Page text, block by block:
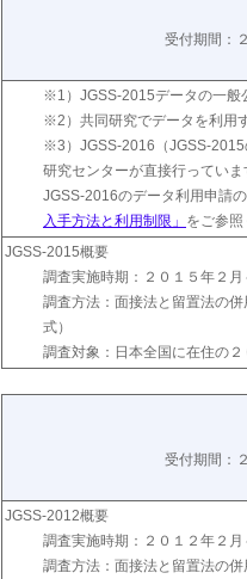
受付期間：
※1）JGSS-2015データの一般
※2）共同研究でデータを利用
※3）JGSS-2016（JGSS-2015
研究センターが直接行ってい
JGSS-2016のデータ利用申請
入手方法と利用制限」 をご参照
JGSS-2015概要
調査実施時期：２０１５年２月
調査方法：面接法と留置法の
式）
調査対象：日本全国に在住の
受付期間：
JGSS-2012概要
調査実施時期：２０１２年２月
調査方法：面接法と留置法の